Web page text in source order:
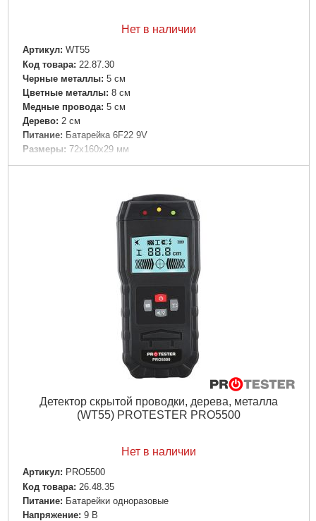
Нет в наличии
Артикул: WT55
Код товара: 22.87.30
Черные металлы: 5 см
Цветные металлы: 8 см
Медные провода: 5 см
Дерево: 2 см
Питание: Батарейка 6F22 9V
Размеры: 72x160x29 мм
Габариты упаковки: 160x100x35 мм
Подробнее...
Детектор скрытой проводки, дерева, металла
(WT55) PROTESTER PRO5500
Нет в наличии
Артикул: PRO5500
Код товара: 26.48.35
Питание: Батарейки одноразовые
Напряжение: 9 В